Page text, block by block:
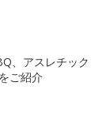
、アスレチック
ご紹介